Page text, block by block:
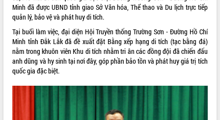
Đề án 06 tạo bước ngoặt đột phá trong
cải cách hành chính tỉnh Đắk Lắk
Kết nối tour, đẩy mạnh chuyển đổi số
để phát triển du lịch Đắk Lắk
Khởi động Dự án Đầu tư xây dựng hạ
tầng kỹ thuật Cụm công nghiệp Tân
Tiến
Minh đã được UBND tỉnh giao Sở Văn hóa, Thể thao và Du lịch trực tiếp
quản lý, bảo vệ và phát huy di tích.
Tại buổi làm việc, đại diện Hội Truyền thống Trường Sơn - Đường Hồ Chí
Minh tỉnh Đắk Lắk đã đề xuất đặt Bằng xếp hạng di tích (tạc bằng đá)
nằm trong khuôn viên Khu di tích nhằm tri ân các đồng đội đã chiến đấu
anh dũng và hy sinh tại nơi đây, góp phần bảo tồn và phát huy giá trị tích
quốc gia đặc biệt.